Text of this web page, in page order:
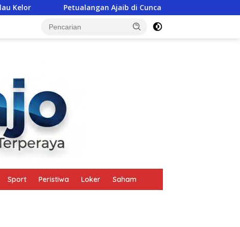
Petualangan Ajaib di Cunca Plias Polisi Ikut Gotong
Sport Peristiwa Loker Saham